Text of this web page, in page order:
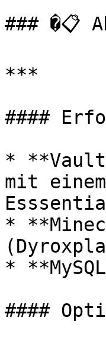
### �📋
***
####
*
mit
*
*
####